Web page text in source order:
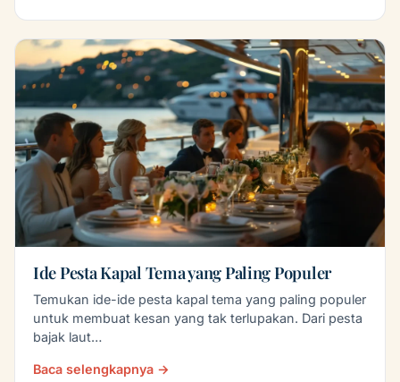
Ide Pesta Kapal Tema yang Paling Populer
Temukan ide-ide pesta kapal tema yang paling populer
untuk membuat kesan yang tak terlupakan. Dari pesta
bajak laut…
Baca selengkapnya →